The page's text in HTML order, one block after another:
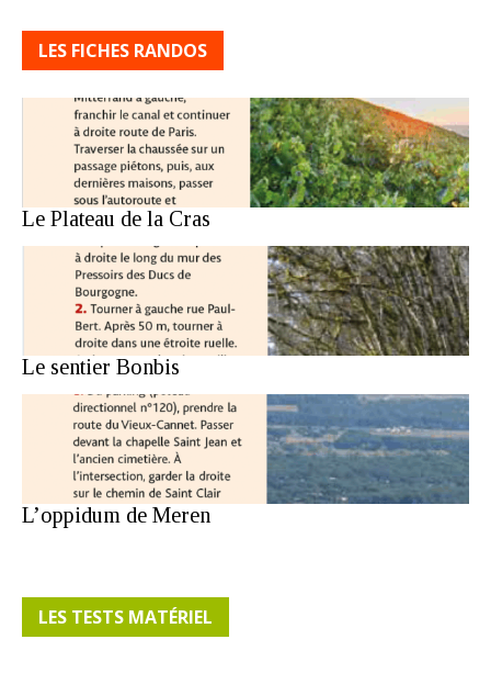
LES FICHES RANDOS
Le Plateau de la Cras
Le sentier Bonbis
L’oppidum de Meren
LES TESTS MATÉRIEL